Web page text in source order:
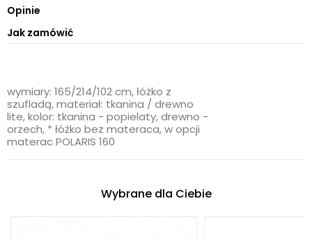
Opinie
Jak zamówić
wymiary: 165/214/102 cm, łóżko z
szufladą, materiał: tkanina / drewno
lite, kolor: tkanina - popielaty, drewno -
orzech, * łóżko bez materaca, w opcji
materac POLARIS 160
Wybrane dla Ciebie